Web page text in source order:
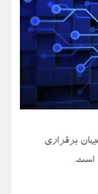
برقراری
است.